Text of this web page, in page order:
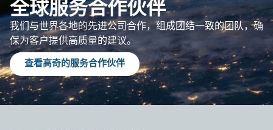
全球服务合作伙伴
我们与世界各地的先进公司合作，组成团结一致的团队，确
保为客户提供高质量的建议。
查看高奇的服务合作伙伴